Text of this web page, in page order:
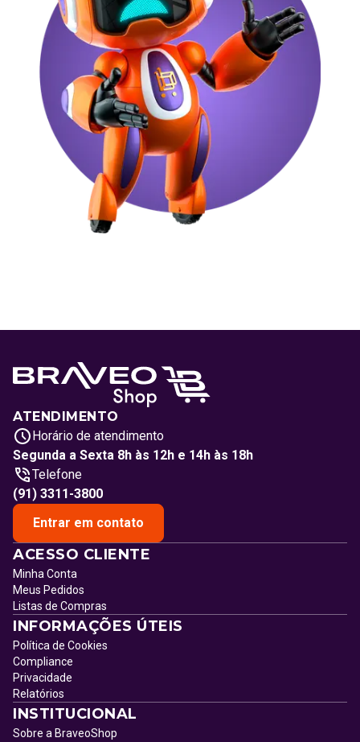
ATENDIMENTO
Horário de atendimento
Segunda a Sexta 8h às 12h e 14h às 18h
Telefone
(91) 3311-3800
Entrar em contato
ACESSO CLIENTE
Minha Conta
Meus Pedidos
Listas de Compras
INFORMAÇÕES ÚTEIS
Política de Cookies
Compliance
Privacidade
Relatórios
INSTITUCIONAL
Sobre a BraveoShop